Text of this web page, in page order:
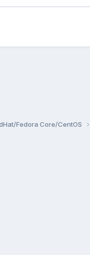
Fedora Core/CentOS